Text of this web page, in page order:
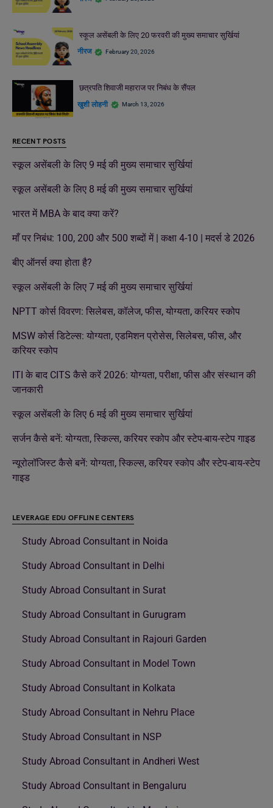
स्कूल असेंबली के लिए 20 फरवरी की मुख्य समाचार सुर्खियां
नीरज February 20, 2026
छत्रपति शिवाजी महाराज पर निबंध के सैंपल
खुशी लोहनी March 13, 2026
RECENT POSTS
स्कूल असेंबली के लिए 9 मई की मुख्य समाचार सुर्खियां
स्कूल असेंबली के लिए 8 मई की मुख्य समाचार सुर्खियां
भारत में MBA के बाद क्या करें?
माँ पर निबंध: 100, 200 और 500 शब्दों में | कक्षा 4-10 | मदर्स डे 2026
बीए ऑनर्स क्या होता है?
स्कूल असेंबली के लिए 7 मई की मुख्य समाचार सुर्खियां
NPTT कोर्स विवरण: सिलेबस, कॉलेज, फीस, योग्यता, करियर स्कोप
MSW कोर्स डिटेल्स: योग्यता, एडमिशन प्रोसेस, सिलेबस, फीस, और
करियर स्कोप
ITI के बाद CITS कैसे करें 2026: योग्यता, परीक्षा, फीस और संस्थान की
जानकारी
स्कूल असेंबली के लिए 6 मई की मुख्य समाचार सुर्खियां
सर्जन कैसे बनें: योग्यता, स्किल्स, करियर स्कोप और स्टेप-बाय-स्टेप गाइड
न्यूरोलॉजिस्ट कैसे बनें: योग्यता, स्किल्स, करियर स्कोप और स्टेप-बाय-स्टेप
गाइड
LEVERAGE EDU OFFLINE CENTERS
Study Abroad Consultant in Noida
Study Abroad Consultant in Delhi
Study Abroad Consultant in Surat
Study Abroad Consultant in Gurugram
Study Abroad Consultant in Rajouri Garden
Study Abroad Consultant in Model Town
Study Abroad Consultant in Kolkata
Study Abroad Consultant in Nehru Place
Study Abroad Consultant in NSP
Study Abroad Consultant in Andheri West
Study Abroad Consultant in Bengaluru